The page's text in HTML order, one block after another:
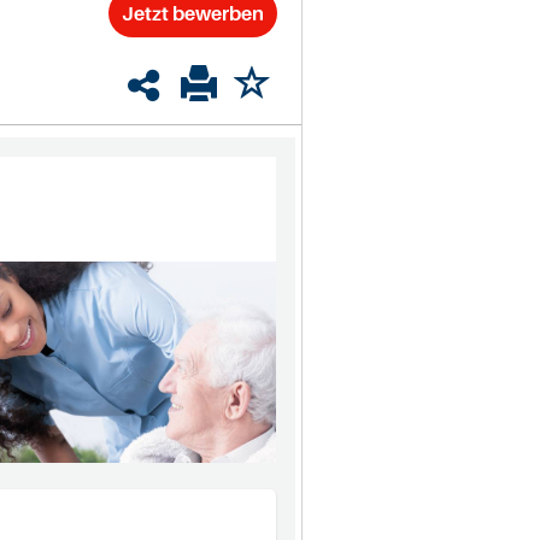
Jetzt bewerben